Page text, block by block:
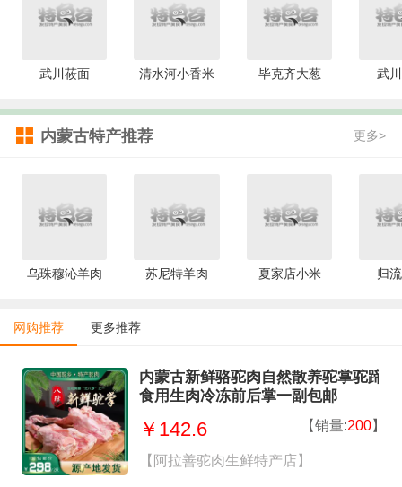
武川莜面 清水河小香米 毕克齐大葱 武
内蒙古特产推荐 更多>
乌珠穆沁羊肉 苏尼特羊肉 夏家店小米 归
网购推荐 更多推荐
内蒙古新鲜骆驼肉自然散养驼掌驼蹄
食用生肉冷冻前后掌一副包邮
￥142.6 【销量:200】
【阿拉善驼肉生鲜特产店】